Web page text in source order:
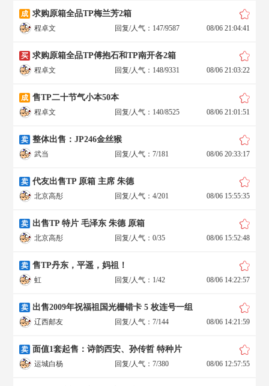
成 求购原箱全品TP梅兰芳2箱
程卓文 回复/人气：147/9587 08/06 21:04:41
买 求购原箱全品TP傅抱石和TP南开各2箱
程卓文 回复/人气：148/9331 08/06 21:03:22
成 售TP二十节气小本50本
程卓文 回复/人气：140/8525 08/06 21:01:51
卖 整体出售：JP246金丝猴
武当 回复/人气：7/181 08/06 20:33:17
卖 代友出售TP 原箱 主席 朱德
北京高彤 回复/人气：4/201 08/06 15:55:35
卖 出售TP 特片 毛泽东 朱德 原箱
北京高彤 回复/人气：0/35 08/06 15:52:48
卖 售TP丹东，平遥，妈祖！
虹 回复/人气：1/42 08/06 14:22:57
卖 出售2009年祝福祖国光栅错卡 5 枚连号一组
辽西邮友 回复/人气：7/144 08/06 14:21:59
卖 面值1套起售：诗韵西安、孙传哲 特种片
运城白杨 回复/人气：7/380 08/06 12:57:55